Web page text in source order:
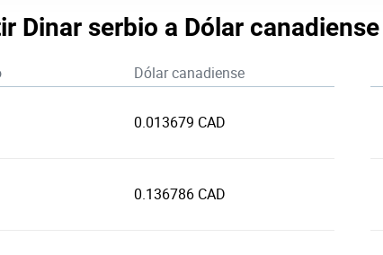
Dinar serbio a Dólar canadiense
Dólar canadiense
0.013679 CAD
0.136786 CAD